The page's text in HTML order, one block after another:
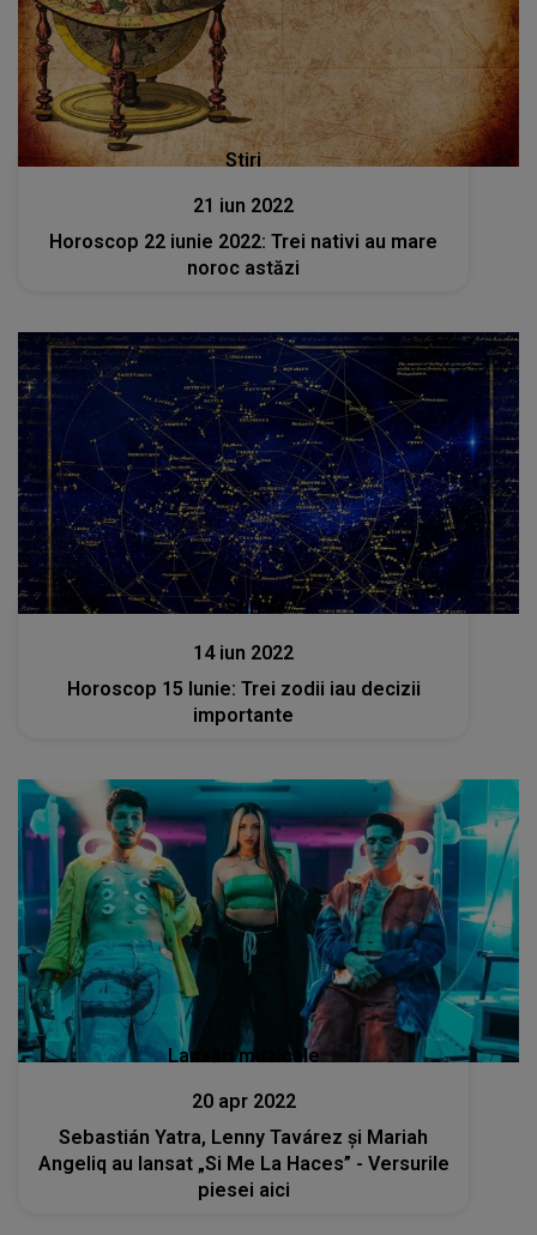
Stiri
21 iun 2022
Horoscop 22 iunie 2022: Trei nativi au mare
noroc astăzi
Stiri
14 iun 2022
Horoscop 15 Iunie: Trei zodii iau decizii
importante
Lansări muzicale
20 apr 2022
Sebastián Yatra, Lenny Tavárez și Mariah
Angeliq au lansat „Si Me La Haces” - Versurile
piesei aici